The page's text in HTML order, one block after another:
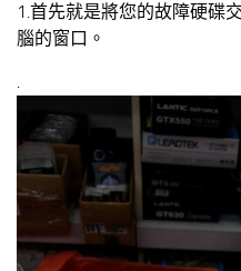
1.首先就是將您的故障硬碟
腦的窗口。
.